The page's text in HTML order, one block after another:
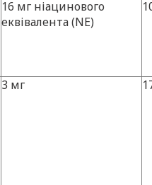
16 мг ніацинового
еквівалента (NE)
3 мг